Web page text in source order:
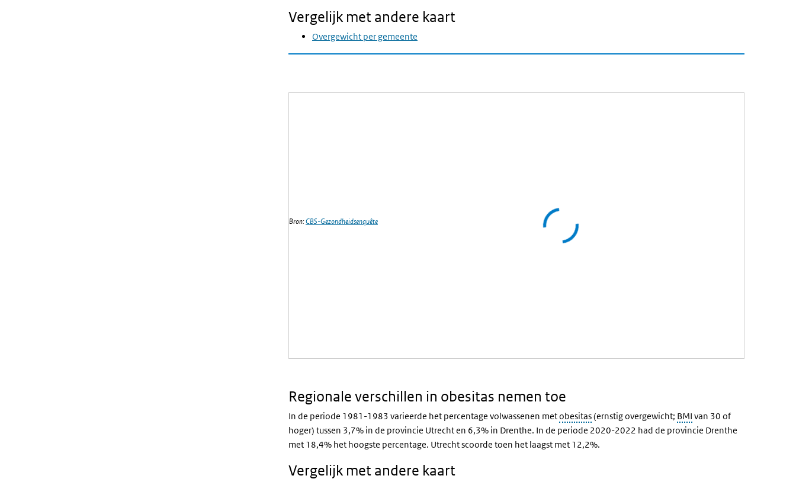
Vergelijk met andere kaart
Overgewicht per gemeente
Bron:CBS-Gezondheidsenquête
Regionale verschillen in obesitas nemen toe
In de periode 1981-1983 varieerde het percentage volwassenen metobesitas(ernstig overgewicht; BMI van 30 of
hoger) tussen 3,7% in de provincie Utrecht en 6,3% in Drenthe. In de periode 2020-2022 had de provincie Drenthe
met 18,4% het hoogste percentage. Utrecht scoorde toen het laagst met 12,2%.
Vergelijk met andere kaart